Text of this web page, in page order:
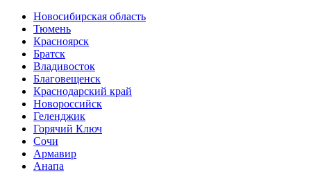
Новосибирская область
Тюмень
Красноярск
Братск
Владивосток
Благовещенск
Краснодарский край
Новороссийск
Геленджик
Горячий Ключ
Сочи
Армавир
Анапа